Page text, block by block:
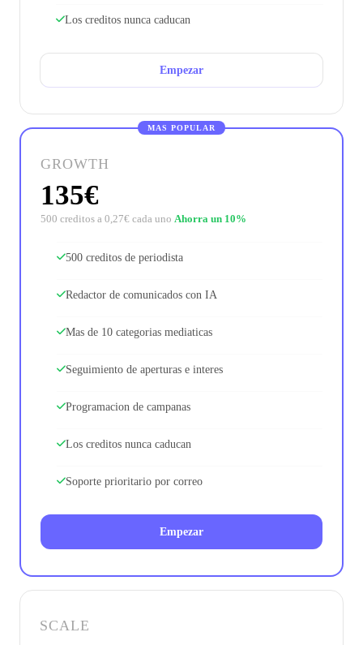
Los creditos nunca caducan
Empezar
MAS POPULAR
GROWTH
135€
500 creditos a 0,27€ cada uno Ahorra un 10%
500 creditos de periodista
Redactor de comunicados con IA
Mas de 10 categorias mediaticas
Seguimiento de aperturas e interes
Programacion de campanas
Los creditos nunca caducan
Soporte prioritario por correo
Empezar
SCALE